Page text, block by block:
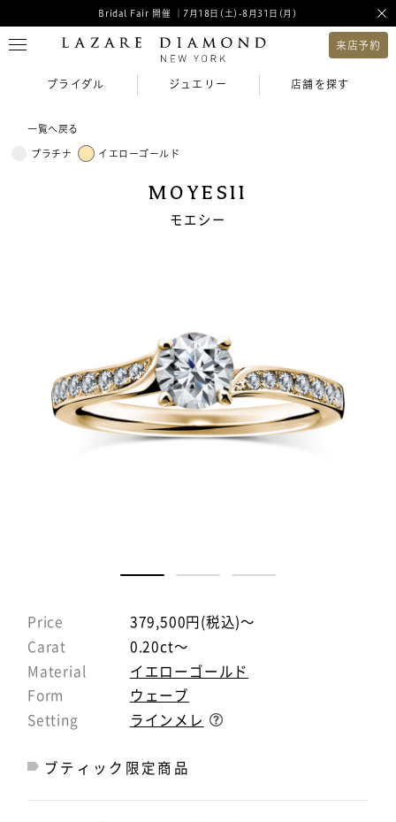
Bridal Fair 開催 ｜7月18日(土)-8月31日(月)
来店予約
ブライダル ジュエリー 店舗を探す
一覧へ戻る
プラチナ イエローゴールド
MOYESII
モエシー
Price
379,500円(税込)～
Carat
0.20ct～
Material
イエローゴールド
Form
ウェーブ
Setting
ラインメレ
ブティック限定商品